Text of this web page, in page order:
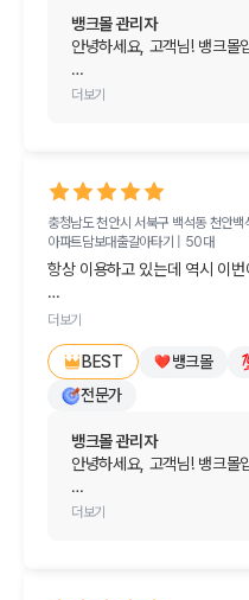
앞으로도 실제 매매를 진행
필요하신 부분이 있다면 언
끝까지 가장 든든한 길잡이
오늘 하루도 행복하고 기분
응원합니다. 감사합니다!
뱅크몰 관리자
안녕하세요, 고객님! 뱅크
가슴 따뜻한 후기를 남겨주
맞는 해결책을 찾고 무사히
저희로서도 정말 다행이고
마음을 알기에 꼭 필요한 도
느낍니다. 🗝️
언제든 뱅크몰을 편하게 찾
막막했던 고민은 모두 털어
기쁜 일과 행복만 가득하시
감사합니다!
더보기
충청남도 천안시 서북구 백석동천안백
아파트담보대출갈아타기 |
50대
항상 이용하고 있는데 역시 이
일반적으로 대출 받으려면 발품
전문가 입장에서 모든것이 해결
너무너무 좋으네요
다음에 또 찾아뵙겠습니다.
더보기
BEST 뱅크몰
전문가
뱅크몰 관리자
안녕하세요, 고객님! 뱅크몰
변함없는 신뢰와 함께 마음
더보기